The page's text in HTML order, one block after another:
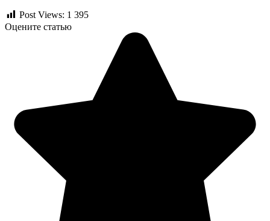
Post Views: 1 395
Оцените статью